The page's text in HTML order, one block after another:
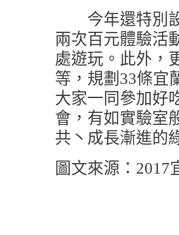
今年還特別設
兩次百元體驗活
處遊玩。此外，
等，規劃33條宜
大家一同參加好
會，有如實驗室
共丶成長漸進的
圖文來源：2017